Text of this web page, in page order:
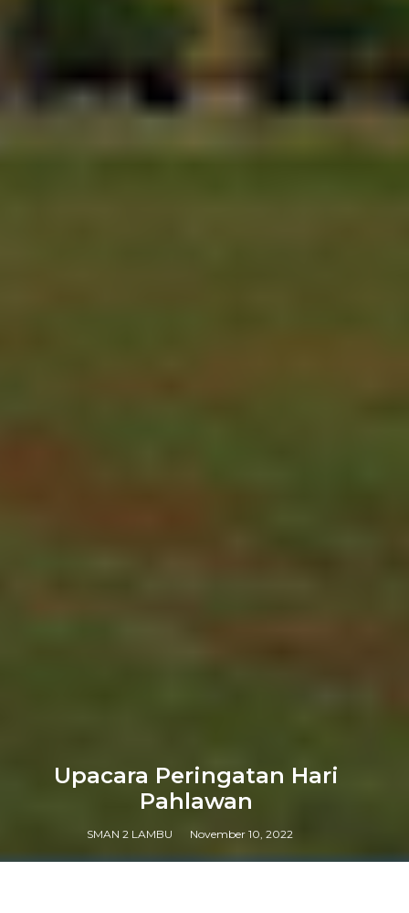
Upacara Peringatan Hari
Pahlawan
SMAN 2 LAMBU November 10, 2022